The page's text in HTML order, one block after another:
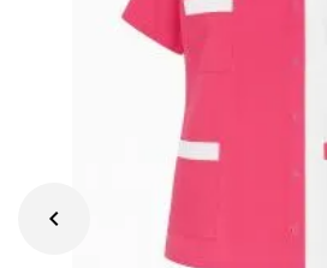
chevron_left